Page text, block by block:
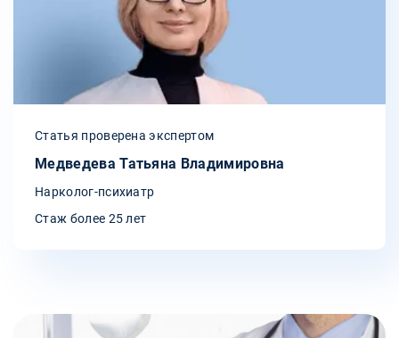
Статья проверена экспертом
Медведева Татьяна Владимировна
Нарколог-психиатр
Стаж более 25 лет